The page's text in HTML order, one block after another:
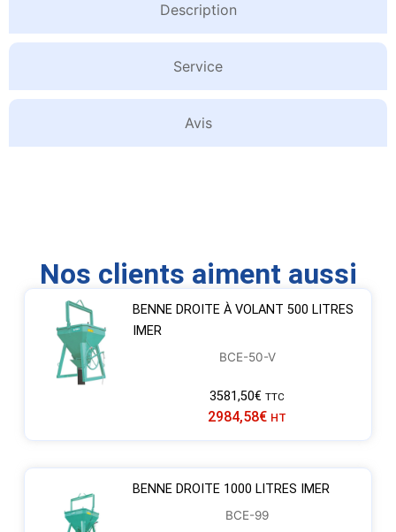
Description
Service
Avis
Nos clients aiment aussi
BENNE DROITE À VOLANT 500 LITRES
IMER
BCE-50-V
3581,50€ TTC
2984,58€ HT
BENNE DROITE 1000 LITRES IMER
BCE-99